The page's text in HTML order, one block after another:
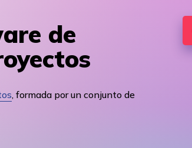
de
, formada por un conjunto de